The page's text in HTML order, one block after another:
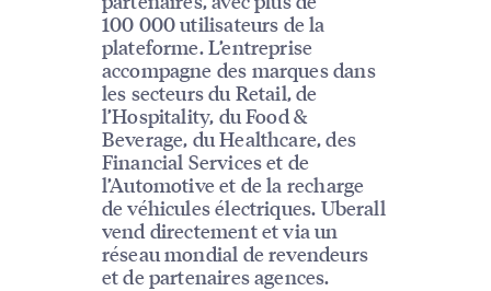
100 000 utilisateurs de la
plateforme. L’entreprise
accompagne des marques dans
les secteurs du Retail, de
l’Hospitality, du Food &
Beverage, du Healthcare, des
Financial Services et de
l’Automotive et de la recharge
de véhicules électriques. Uberall
vend directement et via un
réseau mondial de revendeurs
et de partenaires agences.